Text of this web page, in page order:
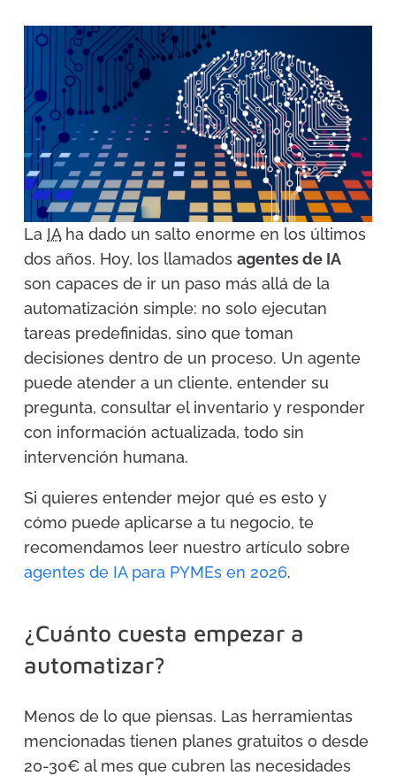
La IAha dado un salto enorme en los últimos
dos años. Hoy, los llamados agentes de IA
son capaces de ir un paso más allá de la
automatización simple: no solo ejecutan
tareas predefinidas, sino que toman
decisiones dentro de un proceso. Un agente
puede atender a un cliente, entender su
pregunta, consultar el inventario y responder
con información actualizada, todo sin
intervención humana.
Si quieres entender mejor qué es esto y
cómo puede aplicarse a tu negocio, te
recomendamos leer nuestro artículo sobre
agentes de IA para PYMEs en 2026.
¿Cuánto cuesta empezar a
automatizar?
Menos de lo que piensas. Las herramientas
mencionadas tienen planes gratuitos o desde
20-30€ al mes que cubren las necesidades